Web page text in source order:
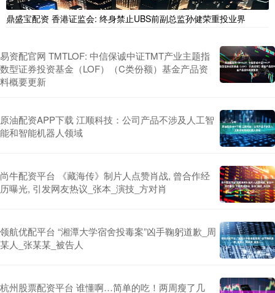
鼎盛宝配资 香港证监会: 终身禁止UBS前副总监孙健荣重投业界
易资配官网 TMTLOF: 中信保诚中证TMT产业主题指
数型证券投资基金（LOF）（C类份额）基金产品资
料概要更新
原油配资APP下载 江顺科技：公司产品不涉及人工智
能和智能机器人领域
尚牛配资平台 《藏海传》制片人点赞肖战, 曾合作经
历曝光, 引发网友热议_张本_演技_方对肖
领航优配平台 “湘潭大学宿舍投毒案”凶手鞠躬道歉_周
某人_张某某_被告人
杭州股票配资平台 谁懂啊…简单的吃！两周瘦了几